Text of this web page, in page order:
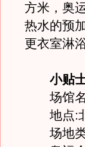
方米，奥
热水的预
更衣室淋
小贴
场馆名
地点:北
场地类